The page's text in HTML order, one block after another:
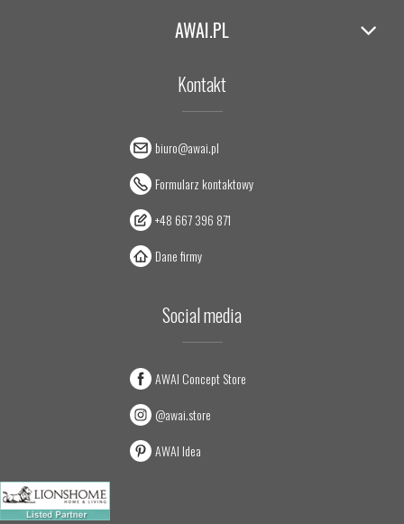
Kontakt
biuro@awai.pl
Formularz kontaktowy
+48 667 396 871
Dane firmy
AWAI.PL
Social media
AWAI Concept Store
@awai.store
AWAI Idea